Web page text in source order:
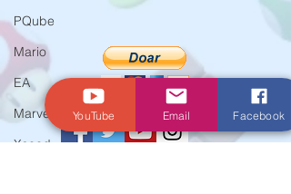
PQube
Mario
EA
Marvelous
Xseed
YouTube Email Facebook